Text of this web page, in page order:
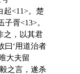
起<11>。楚
胥<13>。
之，以其君
曰‘用道治者
大夫留
之言，遂杀